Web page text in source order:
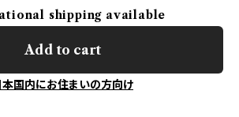
shipping available
Add to cart
本国内にお住まいの方向け